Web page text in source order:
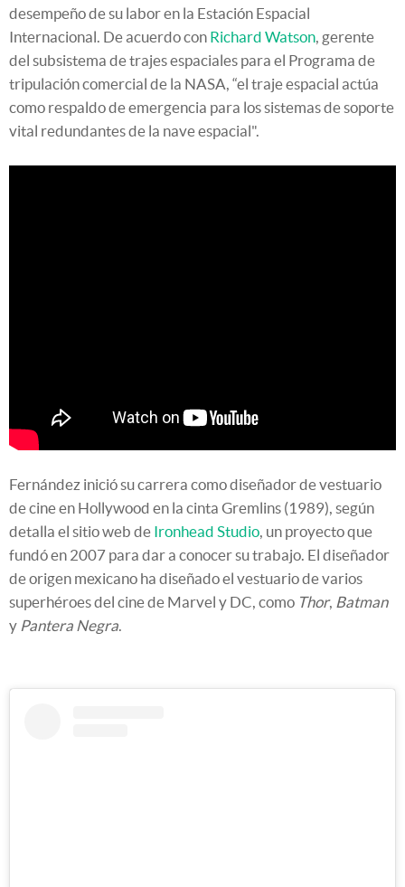
desempeño de su labor en la Estación Espacial
Internacional. De acuerdo con Richard Watson, gerente
del subsistema de trajes espaciales para el Programa de
tripulación comercial de la NASA, “el traje espacial actúa
como respaldo de emergencia para los sistemas de soporte
vital redundantes de la nave espacial".
Fernández inició su carrera como diseñador de vestuario
de cine en Hollywood en la cinta Gremlins (1989), según
detalla el sitio web de Ironhead Studio, un proyecto que
fundó en 2007 para dar a conocer su trabajo. El diseñador
de origen mexicano ha diseñado el vestuario de varios
superhéroes del cine de Marvel y DC, como Thor, Batman
y Pantera Negra.